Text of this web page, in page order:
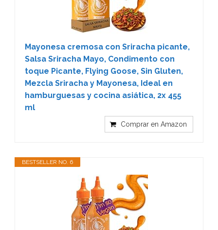
Mayonesa cremosa con Sriracha picante,
Salsa Sriracha Mayo, Condimento con
toque Picante, Flying Goose, Sin Gluten,
Mezcla Sriracha y Mayonesa, Ideal en
hamburguesas y cocina asiática, 2x 455
ml
Comprar en Amazon
BESTSELLER NO. 6